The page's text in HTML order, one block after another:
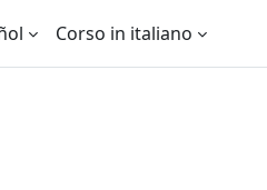
Corso in italiano